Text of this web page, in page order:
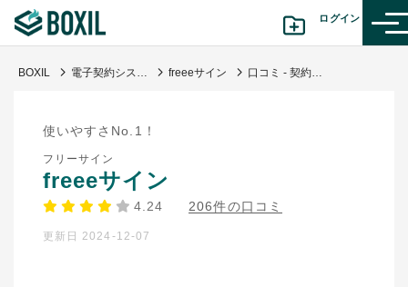
ログイン
記事から探す
BOXILの使い方ガイド
BOXIL 電子契約システム freeeサイン 口コミ - 契約書締結までの作業時間が大幅に短縮されました。
使いやすさNo.1！
フリーサイン
freeeサイン
4.24 206件の口コミ
更新日 2024-12-07